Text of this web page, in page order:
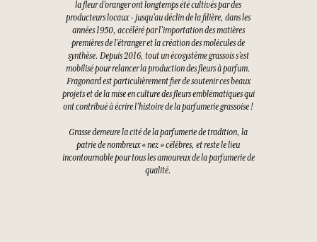
la fleur d’oranger ont longtemps été cultivés par des
producteurs locaux - jusqu’au déclin de la filière, dans les
années 1950, accéléré par l’importation des matières
premières de l’étranger et la création des molécules de
synthèse. Depuis 2016, tout un écosystème grassois s’est
mobilisé pour relancer la production des fleurs à parfum.
Fragonard est particulièrement fier de soutenir ces beaux
projets et de la mise en culture des fleurs emblématiques qui
ont contribué à écrire l’histoire de la parfumerie grassoise !
Grasse demeure la cité de la parfumerie de tradition, la
patrie de nombreux « nez » célèbres, et reste le lieu
incontournable pour tous les amoureux de la parfumerie de
qualité.